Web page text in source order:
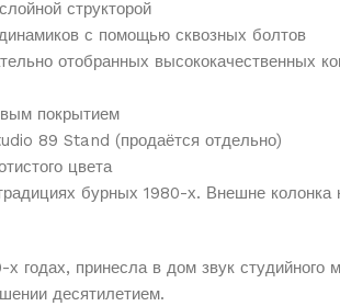
структорой
с помощью сквозных болтов
отобранных высококачественных
покрытием
89 Stand (продаётся отдельно)
цвета
бурных 1980-х. Внешне
годах, принесла в дом звук
десятилетием.